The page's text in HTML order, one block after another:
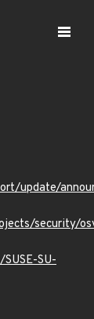
update/
security/
SU-